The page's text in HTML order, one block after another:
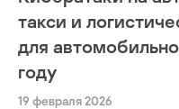
такси и
для
году
19 февраля 2026